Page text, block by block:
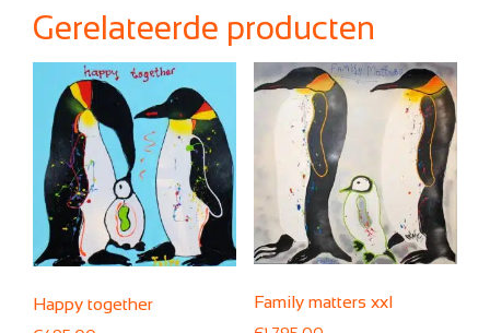
Gerelateerde producten
Happy together Family matters xxl